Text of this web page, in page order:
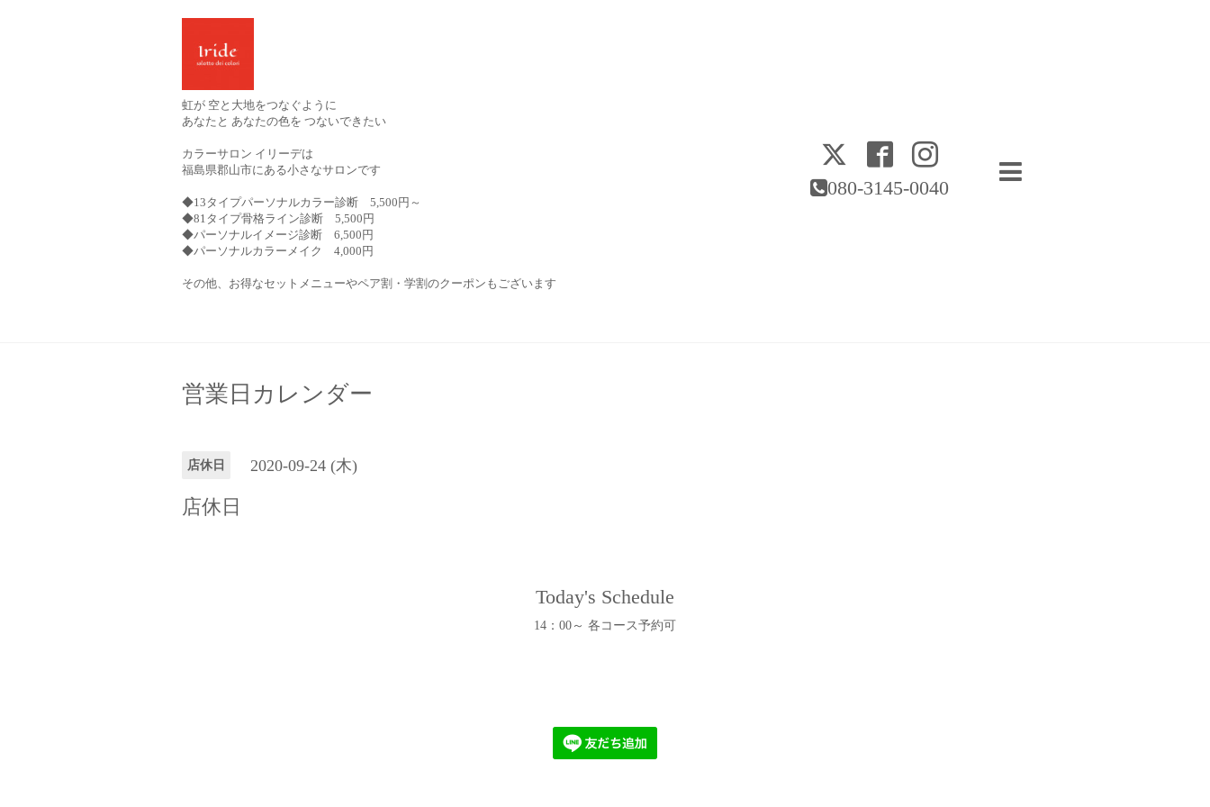
080-3145-0040
虹が 空と大地をつなぐように
あなたと あなたの色を つないできたい
カラーサロン イリーデは
福島県郡山市にある小さなサロンです
◆13タイプパーソナルカラー診断 5,500円～
◆81タイプ骨格ライン診断 5,500円
◆パーソナルイメージ診断 6,500円
◆パーソナルカラーメイク 4,000円
その他、お得なセットメニューやペア割・学割のクーポンもございます
営業日カレンダー
店休日 2020-09-24 (木)
店休日
Today's Schedule
14：00～ 各コース予約可